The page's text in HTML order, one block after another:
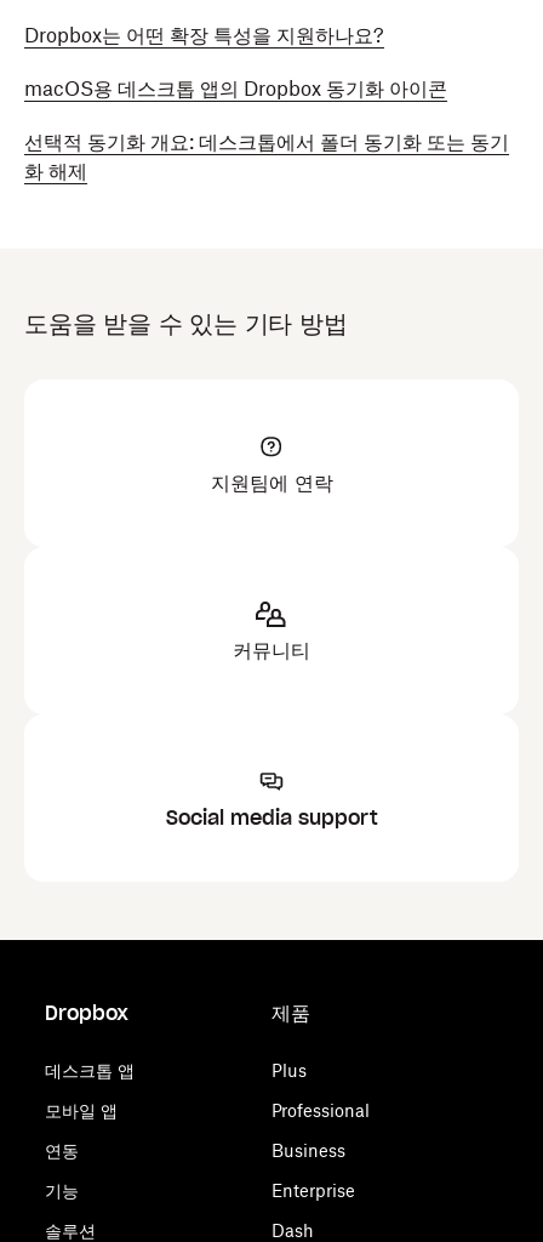
Dropbox는 어떤 확장 특성을 지원하나요?
macOS용 데스크톱 앱의 Dropbox 동기화 아이콘
선택적 동기화 개요: 데스크톱에서 폴더 동기화 또는 동기
화 해제
도움을 받을 수 있는 기타 방법
지원팀에 연락
커뮤니티
Social media support
Dropbox
데스크톱 앱
모바일 앱
연동
기능
솔루션
제품
Plus
Professional
Business
Enterprise
Dash